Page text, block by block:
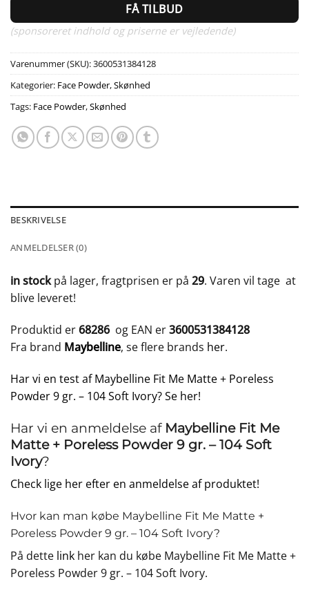
FÅ TILBUD
(sponsoreret indhold og priserne er vejledende)
Varenummer (SKU):3600531384128
Kategorier: Face Powder,Skønhed
Tags: Face Powder,Skønhed
BESKRIVELSE
ANMELDELSER (0)
in stockpå lager, fragtprisen er på 29. Varen vil tage at
blive leveret!
Produktid er68286 og EAN er3600531384128
Fra brand Maybelline, se flere brands her.
Har vi en test af Maybelline Fit Me Matte + Poreless
Powder 9 gr. – 104 Soft Ivory? Se her!
Har vi en anmeldelse af Maybelline Fit Me
Matte + Poreless Powder 9 gr. – 104 Soft
Ivory?
Check lige her efter en anmeldelse af produktet!
Hvor kan man købe Maybelline Fit Me Matte +
Poreless Powder 9 gr. – 104 Soft Ivory?
På dette link her kan du købe Maybelline Fit Me Matte +
Poreless Powder 9 gr. – 104 Soft Ivory.